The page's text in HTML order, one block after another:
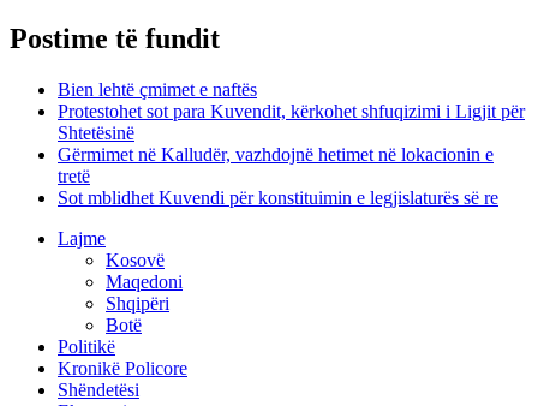
Postime të fundit
Bien lehtë çmimet e naftës
Protestohet sot para Kuvendit, kërkohet shfuqizimi i Ligjit për
Shtetësinë
Gërmimet në Kalludër, vazhdojnë hetimet në lokacionin e
tretë
Sot mblidhet Kuvendi për konstituimin e legjislaturës së re
Lajme
Kosovë
Maqedoni
Shqipëri
Botë
Politikë
Kronikë Policore
Shëndetësi